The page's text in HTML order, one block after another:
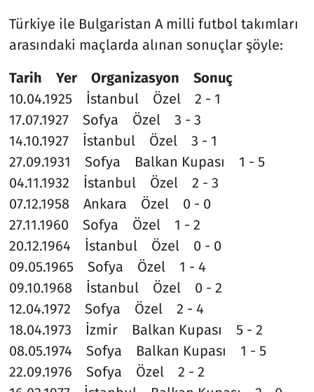
Türkiye ile Bulgaristan A milli futbol takımları
arasındaki maçlarda alınan sonuçlar şöyle:
Tarih Yer Organizasyon Sonuç
10.04.1925 İstanbul Özel 2 - 1
17.07.1927 Sofya Özel 3 - 3
14.10.1927 İstanbul Özel 3 - 1
27.09.1931 Sofya Balkan Kupası 1 - 5
04.11.1932 İstanbul Özel 2 - 3
07.12.1958 Ankara Özel 0 - 0
27.11.1960 Sofya Özel 1 - 2
20.12.1964 İstanbul Özel 0 - 0
09.05.1965 Sofya Özel 1 - 4
09.10.1968 İstanbul Özel 0 - 2
12.04.1972 Sofya Özel 2 - 4
18.04.1973 İzmir Balkan Kupası 5 - 2
08.05.1974 Sofya Balkan Kupası 1 - 5
22.09.1976 Sofya Özel 2 - 2